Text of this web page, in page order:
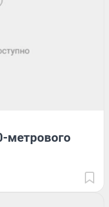
метрового